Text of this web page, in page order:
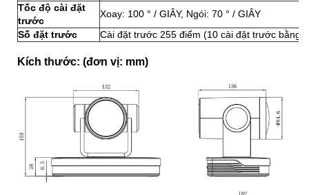
Tốc độ cài đặt
trước
Xoay: 100 ° / GIÂY, Ngói: 70 ° / GIÂY
Số đặt trước
Cài đặt trước 255 điểm (10 cài đặt trước bằng
Kích thước: (đơn vị: mm)